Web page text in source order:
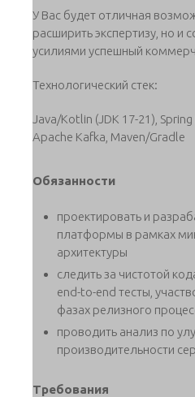
У Вас будет отличная
расширить экспертизу, но и
усилиями успешный
Технологический стек:
Java/Kotlin (JDK 17-21), Spring
Apache Kafka, Maven/Gradle
Обязанности
проектировать и
платформы в рамках
архитектуры
следить за чистотой
end-to-end тесты,
фазах релизного
проводить анализ по
производительности
Требования